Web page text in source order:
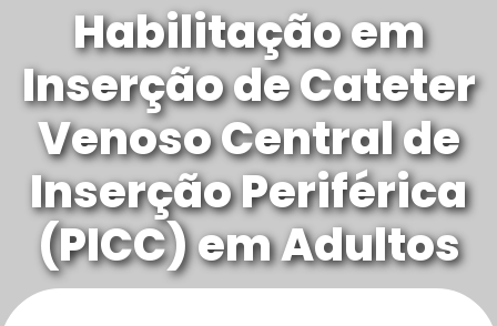
Habilitação em
Inserção de Cateter
Venoso Central de
Inserção Periférica
(PICC) em Adultos